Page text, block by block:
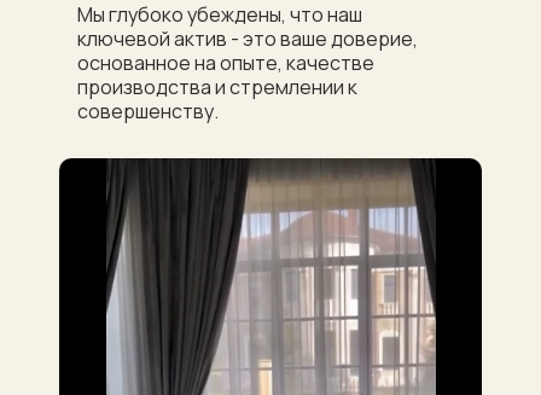
Услуги Контакты
Мы глубоко убеждены, что наш
ключевой актив - это ваше доверие,
основанное на опыте, качестве
производства и стремлении к
совершенству.